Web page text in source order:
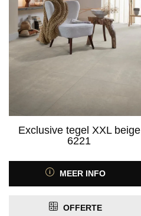
Exclusive tegel XXL beige
6221
MEER INFO
OFFERTE